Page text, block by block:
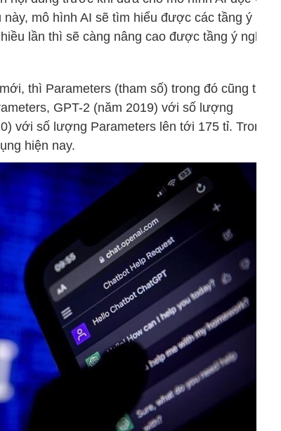
mô hình AI sẽ tìm hiểu được các tầng ý nghĩa
lần thì sẽ càng nâng cao được tầng ý nghĩa
thì Parameters (tham số) trong đó cũng tăng
GPT-2 (năm 2019) với số lượng
với số lượng Parameters lên tới 175 tỉ. Trong số
hiện nay.